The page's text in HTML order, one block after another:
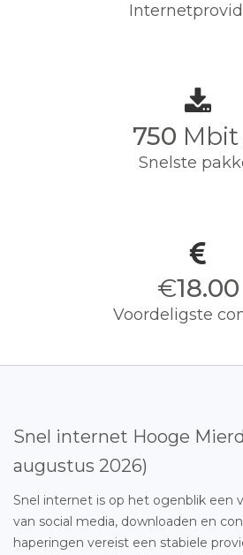
750 Mbit
Snelste
€18.00
Voordeligste
Snel internet Hooge
augustus 2026)
Snel internet is op het ogenblik een
van social media, downloaden en
haperingen vereist een stabiele